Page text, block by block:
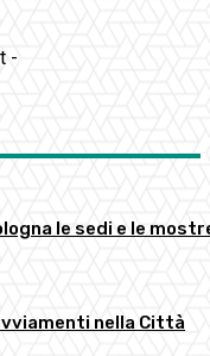
-
le sedi e le
nella Città